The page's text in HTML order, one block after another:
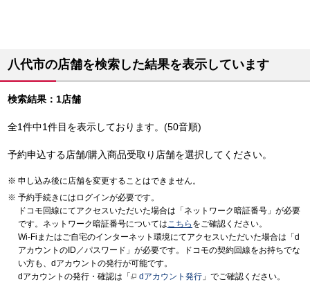
八代市の店舗を検索した結果を表示しています
検索結果：1店舗
全1件中1件目を表示しております。(50音順)
予約申込する店舗/購入商品受取り店舗を選択してください。
申し込み後に店舗を変更することはできません。
予約手続きにはログインが必要です。
ドコモ回線にてアクセスいただいた場合は「ネットワーク暗証番号」が必要
です。ネットワーク暗証番号についてはこちら をご確認ください。
Wi-Fiまたはご自宅のインターネット環境にてアクセスいただいた場合は「d
アカウントのID／パスワード」が必要です。ドコモの契約回線をお持ちでな
い方も、dアカウントの発行が可能です。
dアカウントの発行・確認は「
dアカウント発行 」でご確認ください。